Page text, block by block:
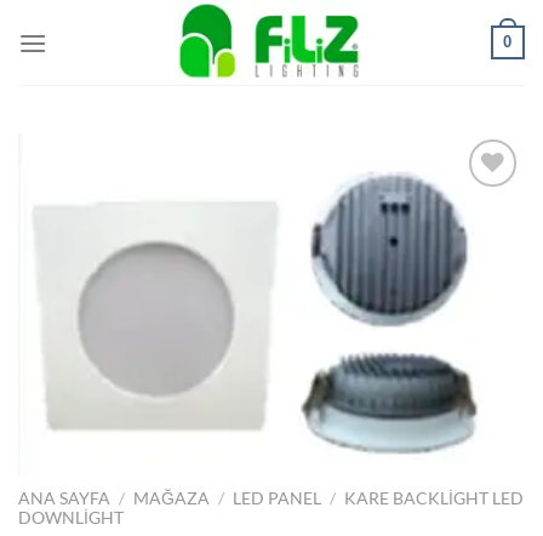
atla
0
Listeme
ANA SAYFA / MAĞAZA / LED PANEL / KARE BACKLIGHT LED
DOWNLIGHT